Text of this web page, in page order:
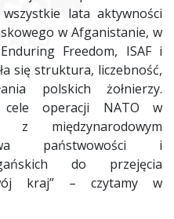
lata aktywności
w Afganistanie, w
Freedom, ISAF i
się struktura, liczebność,
polskich żołnierzy.
cele operacji NATO w
międzynarodowym
państwowości i
do przejęcia
kraj” – czytamy w